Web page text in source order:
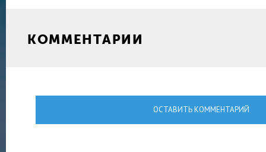
КОММЕНТАРИИ
ОСТАВИТЬ КОММЕНТАРИЙ